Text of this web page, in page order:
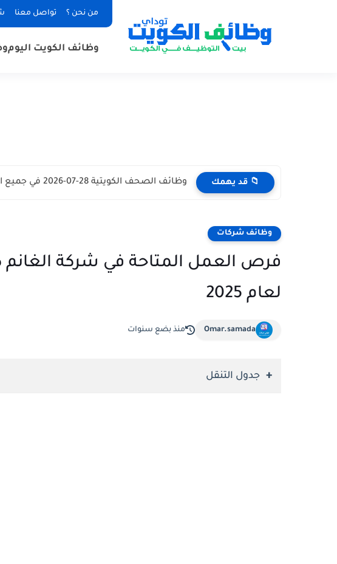
من نحن ؟ تواصل معنا
وظائف الكويت اليوم
📁 قد يهمك وظائف الصحف الكويتية 28-07-2026 في جميع التخصصات للاجانب والمواطنين
وظائف شركات
فرص العمل المتاحة في شركة الغانم
لعام 2025
Omar.samada منذ بضع سنوات
جدول التنقل